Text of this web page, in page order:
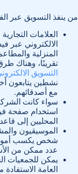
من ينفذ التسويق عبر
العلامات
المنزلية
تقريبًا، وهناك
التسويق
نشطين يتابعون
مع أصدقائهم.
سواء كانت
المحليين إلى
الموسيقيون
شخص يكسب
عدد ممكن من
يمكن للجمعيات
العامة